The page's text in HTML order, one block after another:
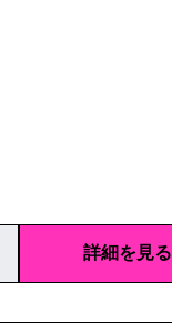
詳細を見る